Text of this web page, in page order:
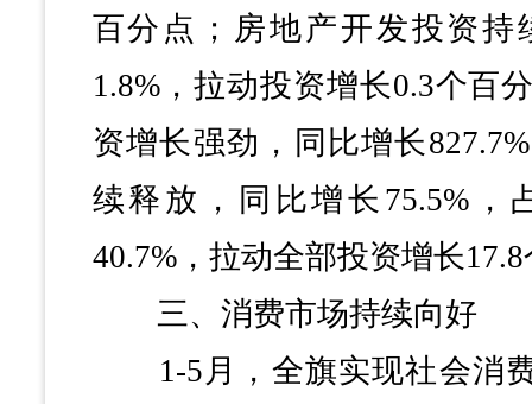
百分点；房地产开发投资持
1.8%，拉动投资增长0.3个百
资增长强劲，同比增长
续释放，同比增长75.5%，
40.7%，拉动全部投资增长
三、消费市场持续向好
1-5月，全旗实现社会消费